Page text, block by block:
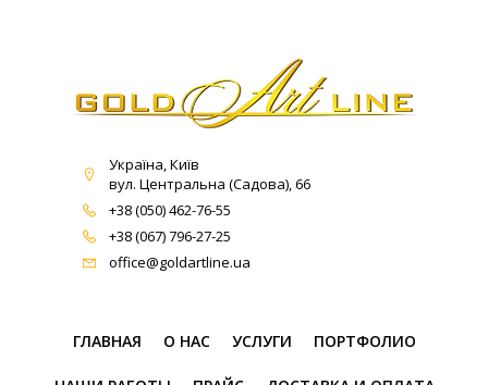
Україна, Київ
вул. Центральна (Садова), 66
+38 (050) 462-76-55
+38 (067) 796-27-25
office@goldartline.ua
ГЛАВНАЯ О НАС УСЛУГИ ПОРТФОЛИО